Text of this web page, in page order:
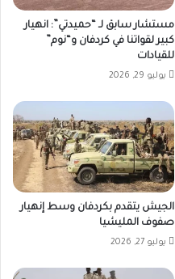
مستشار سابق لـ “حميدتي”: انهيار
كبير لقواتنا في كردفان و“نوم”
للقيادات
يوليو 29, 2026
الجيش يتقدم بكردفان وسط إنهيار
صفوف المليشيا
يوليو 27, 2026